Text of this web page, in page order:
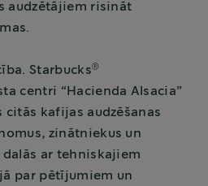
audzētājiem risināt
Starbucks®
centri “Hacienda Alsacia”
citās kafijas audzēšanas
zinātniekus un
dalās ar tehniskajiem
par pētījumiem un